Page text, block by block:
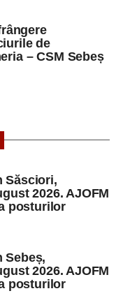
de
– CSM Sebeș
Săsciori,
2026. AJOFM
posturilor
Sebeș,
2026. AJOFM
posturilor